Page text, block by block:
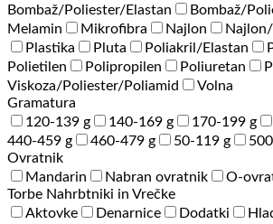
Bombaž/Poliester/Elastan
Bombaž/
Melamin
Mikrofibra Najlon
Plastika
Pluta Poliakril/Elastan
Polietilen
Polipropilen Poliuretan
Viskoza/Poliester/Poliamid
Volna
Gramatura
120-139 g
140-169 g 170-199 g
440-459 g
460-479 g 50-119 g
Ovratnik
Mandarin
Nabran ovratnik O-
Torbe Nahrbtniki in Vrečke
Aktovke
Denarnice Dodatki